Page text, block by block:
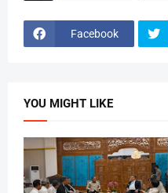
Facebook
YOU MIGHT LIKE